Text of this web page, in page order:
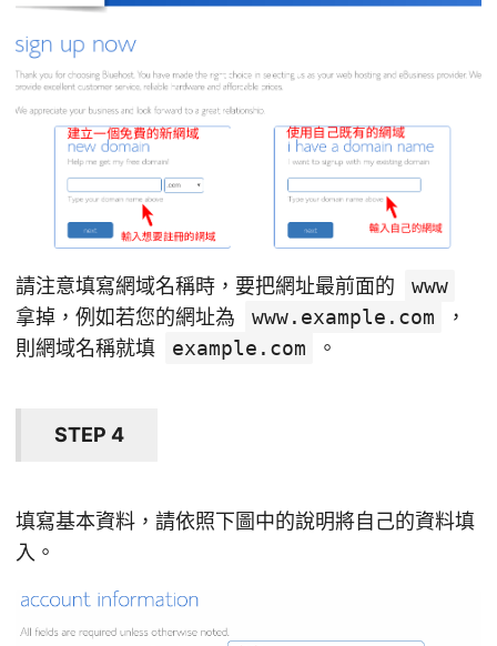
請注意填寫網域名稱時，要把網址最前面的
www
拿掉，例如若您的網址為
www.example.com
，
則網域名稱就填
example.com 。
STEP 4
填寫基本資料，請依照下圖中的說明將自己的資料填
入。